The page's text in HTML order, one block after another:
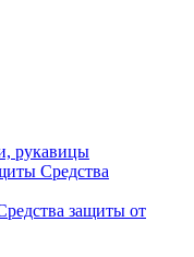
рукавицы
Средства
защиты от